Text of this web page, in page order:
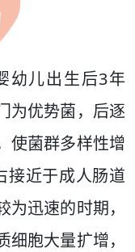
幼儿出生后3年
为优势菌，后逐
使菌群多样性增
接近于成人肠道
迅速的时期，
胞大量扩增，